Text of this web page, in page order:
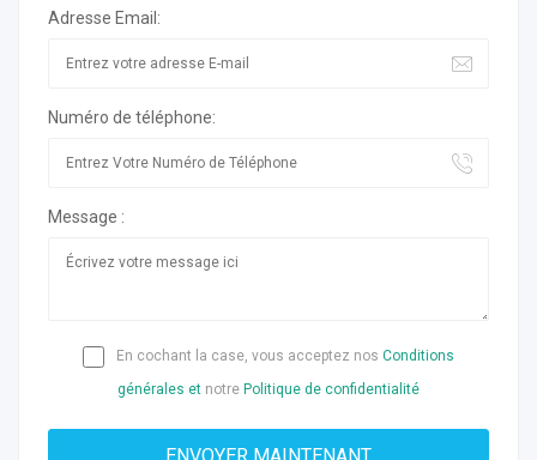
Adresse Email:
Numéro de téléphone:
Message :
En cochant la case, vous acceptez nos Conditions
générales et notre Politique de confidentialité